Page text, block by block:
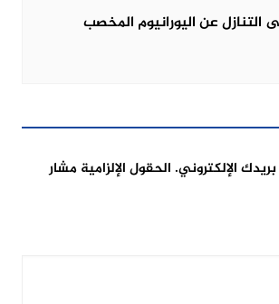
التنازل عن اليورانيوم المخصب
الإلكتروني. الحقول الإلزامية مشار